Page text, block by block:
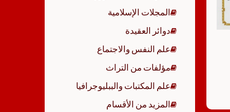
المجلات الإسلامية
دوائر العقيدة
علم النفس والاجتماع
مؤلفات من التراث
علم المكتبات والببليوجرافيا
المزيد من الأقسام